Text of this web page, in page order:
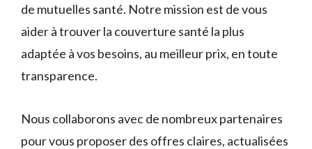
de mutuelles santé. Notre mission est de vous
aider à trouver la couverture santé la plus
adaptée à vos besoins, au meilleur prix, en toute
transparence.
Nous collaborons avec de nombreux partenaires
pour vous proposer des offres claires, actualisées